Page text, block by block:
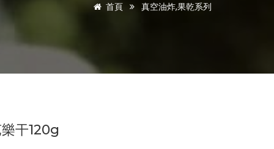
首頁 真空油炸,果乾系列
干120g